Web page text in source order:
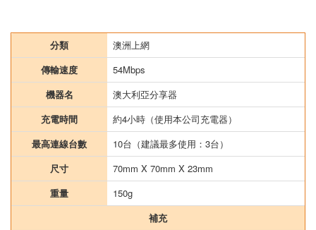
分類
澳洲上網
傳輸速度
54Mbps
機器名
澳大利亞分享器
充電時間
約4小時（使用本公司充電器）
最高連線台數
10台（建議最多使用：3台）
尺寸
70mm X 70mm X 23mm
重量
150g
補充